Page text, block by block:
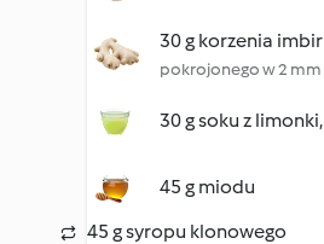
30 g korzenia
pokrojonego w 2
30 g soku z
45 g miodu
45 g syropu klonowego